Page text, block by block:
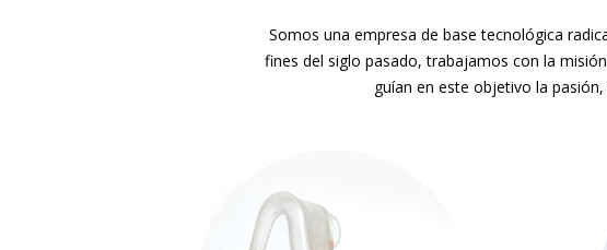
Somos una empresa de base tecnológica
fines del siglo pasado, trabajamos con la
guían en este objetivo la